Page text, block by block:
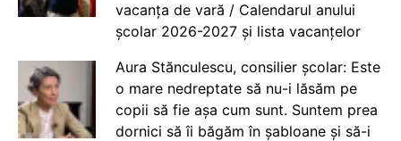
vacanța de vară / Calendarul anului
școlar 2026-2027 și lista vacanțelor
Aura Stănculescu, consilier școlar: Este
o mare nedreptate să nu-i lăsăm pe
copii să fie așa cum sunt. Suntem prea
dornici să îi băgăm în șabloane și să-i